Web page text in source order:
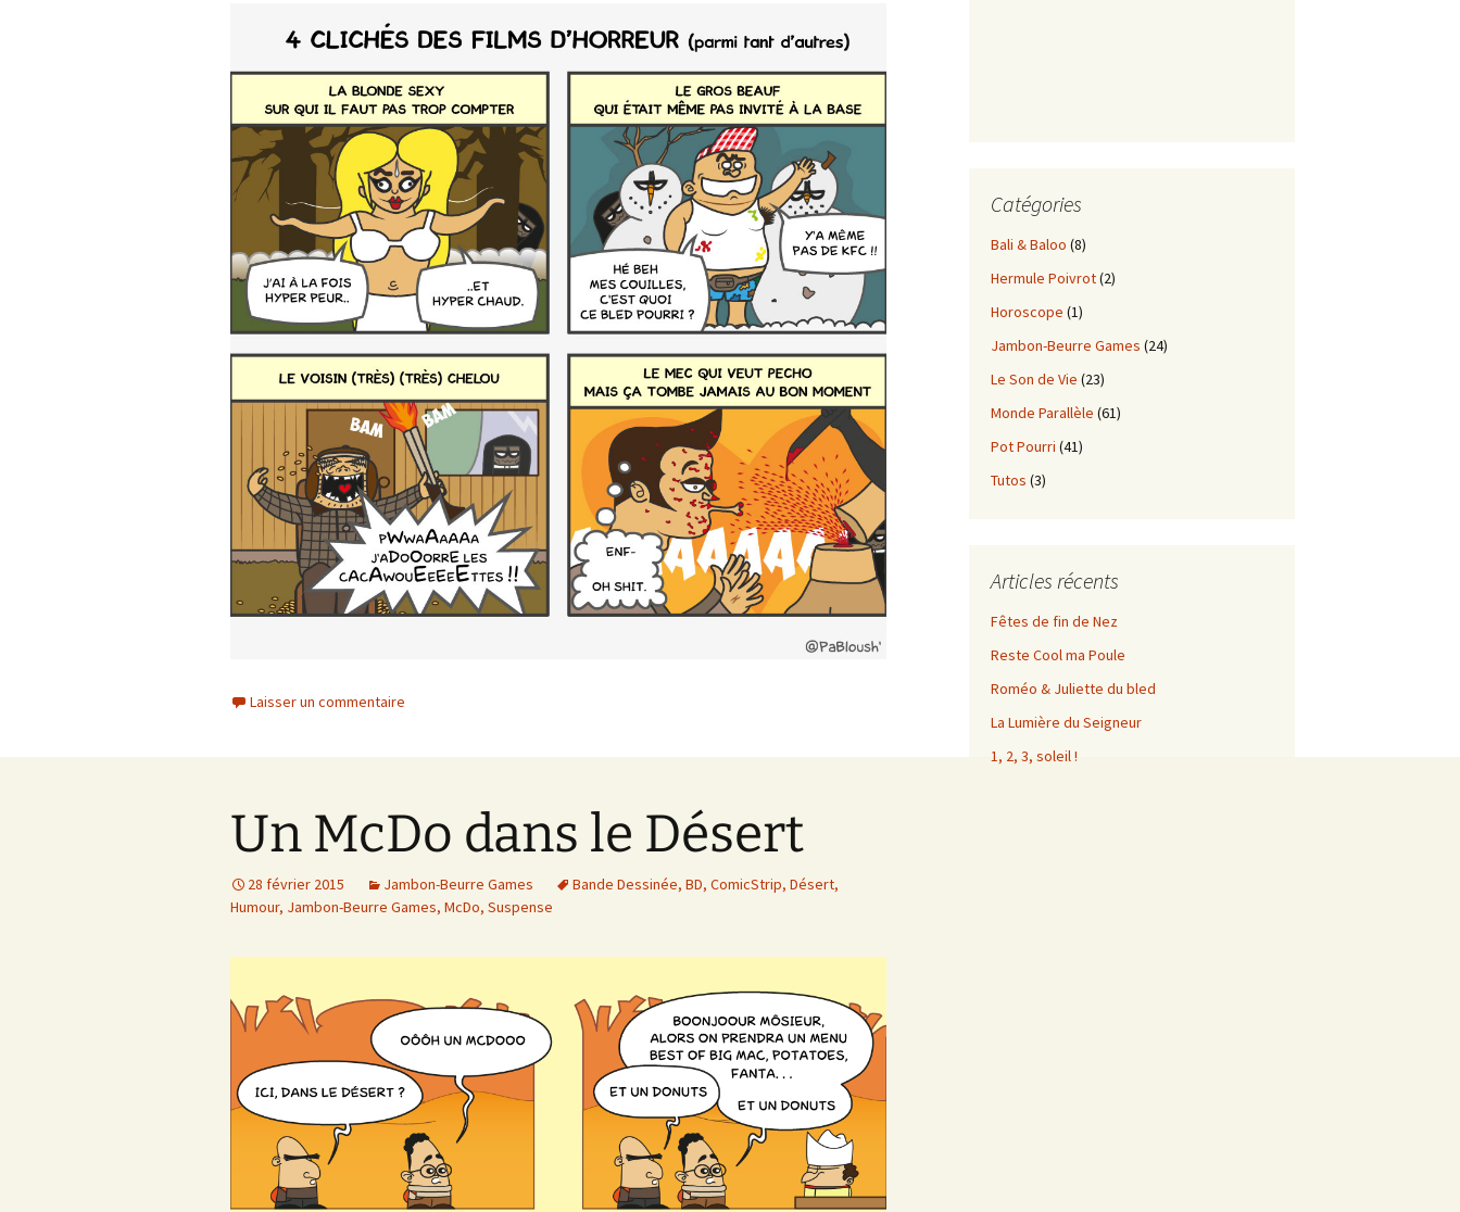
Laisser un commentaire
Un McDo dans le Désert
28 février 2015 Jambon-Beurre Games Bande Dessinée, BD, ComicStrip, Désert,
Humour, Jambon-Beurre Games, McDo, Suspense
Catégories
Bali & Baloo (8)
Hermule Poivrot(2)
Horoscope (1)
Jambon-Beurre Games (24)
Le Son de Vie (23)
Monde Parallèle (61)
Pot Pourri (41)
Tutos (3)
Articles récents
Fêtes de fin de Nez
Reste Cool ma Poule
Roméo & Juliette du bled
La Lumière du Seigneur
1, 2, 3, soleil !